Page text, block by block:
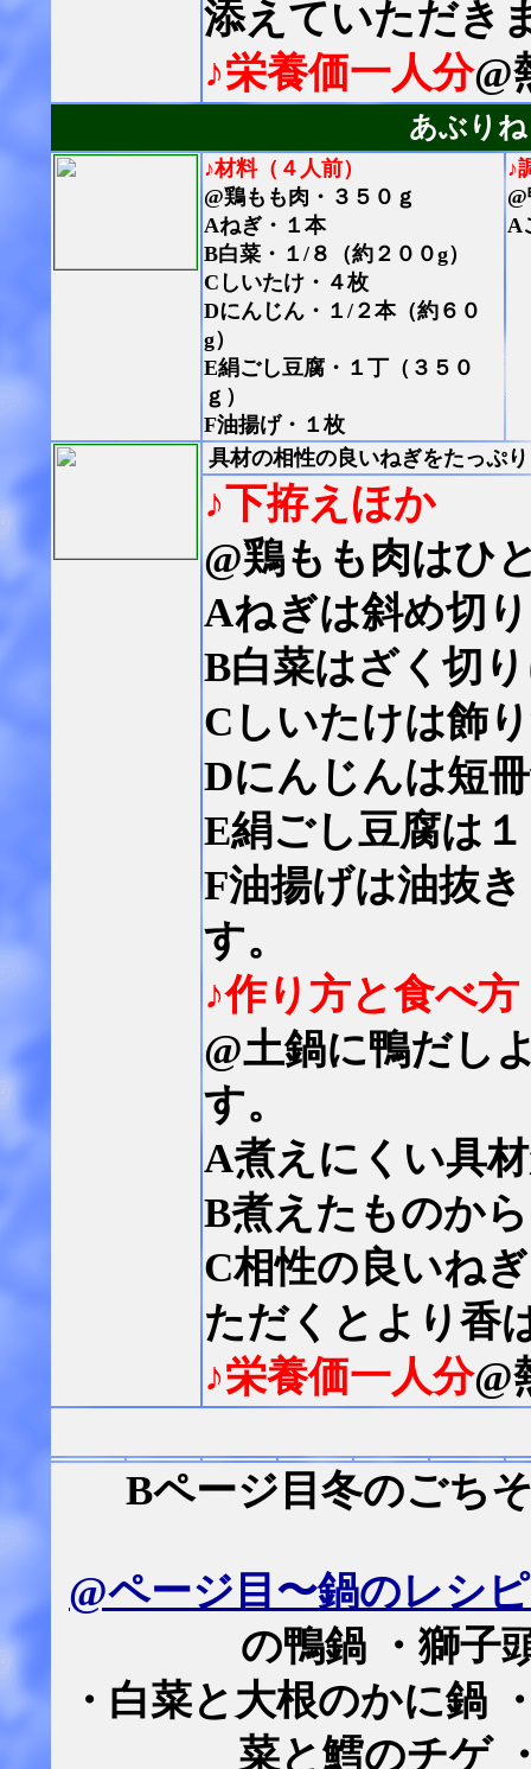
添えていただき
♪栄養価一人分@
あぶり
♪材料（４人前）
@鶏もも肉・３５０ｇ
Aねぎ・１本
B白菜・１/８（約２００g）
Cしいたけ・４枚
Dにんじん・１/２本（約６０
g）
E絹ごし豆腐・１丁（３５０
ｇ）
F油揚げ・１枚
♪
A
具材の相性の良いねぎをたっぷ
♪下拵えほか
@鶏もも肉はひ
Aねぎは斜め切
B白菜はざく切
Cしいたけは飾
Dにんじんは短
E絹ごし豆腐は
F油揚げは油抜
す。
♪作り方と食べ方
@土鍋に鴨だし
す。
A煮えにくい具
B煮えたものか
C相性の良いね
ただくとより香
♪栄養価一人分@
Bページ目冬のごち
@ページ目〜鍋のレシ
の鴨鍋 ・獅子
・白菜と大根のかに鍋
菜と鱈のチゲ